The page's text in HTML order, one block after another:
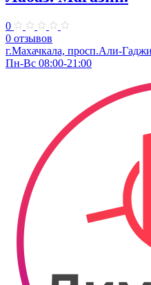
0
0 отзывов
г.Махачкала, ​просп.Али-
Пн-Вс 08:00-21:00